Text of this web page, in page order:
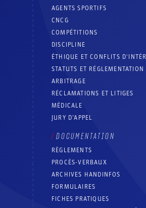
AGENTS SPORTIFS
CNCG
COMPÉTITIONS
DISCIPLINE
ÉTHIQUE ET CONFLITS
STATUTS ET RÉGLEMENTATION
ARBITRAGE
RÉCLAMATIONS ET LITIGES
MÉDICALE
JURY D’APPEL
DOCUMENTATION
RÈGLEMENTS
PROCÈS-VERBAUX
ARCHIVES HANDINFOS
FORMULAIRES
FICHES PRATIQUES